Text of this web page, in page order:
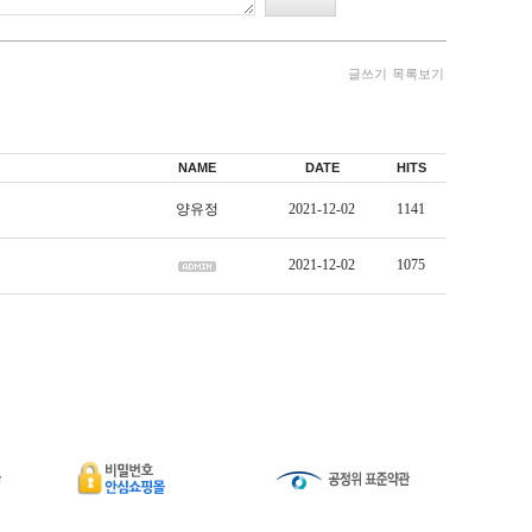
글쓰기 목록보기
NAME DATE HITS
양유정 2021-12-02 1141
2021-12-02 1075